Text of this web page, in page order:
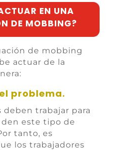
EN UNA
DE MOBBING?
de mobbing
actuar de la
problema.
deben trabajar para
este tipo de
tanto, es
los trabajadores